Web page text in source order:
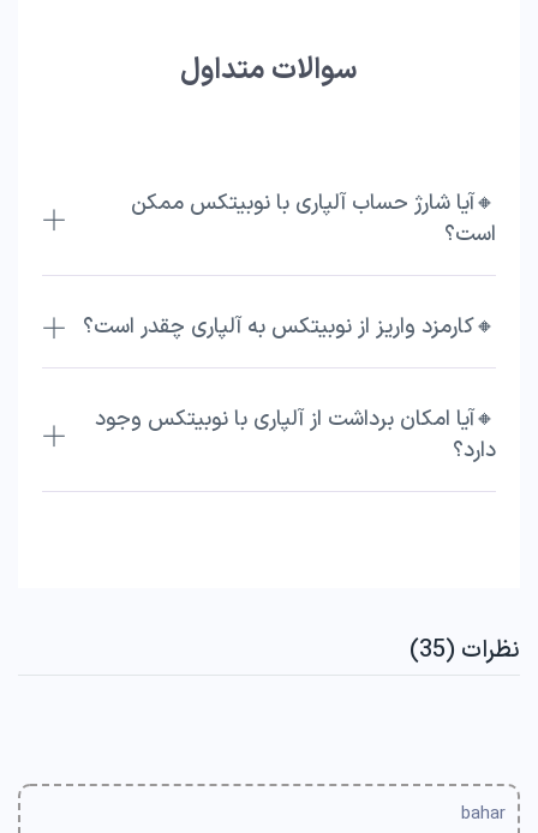
سوالات متداول
🔸آیا شارژ حساب آلپاری با نوبیتکس ممکن
است؟
🔸کارمزد واریز از نوبیتکس به آلپاری چقدر است؟
🔸آیا امکان برداشت از آلپاری با نوبیتکس وجود
دارد؟
نظرات (35)
bahar